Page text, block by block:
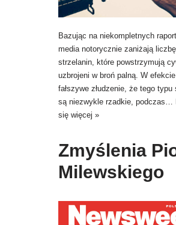
Bazując na niekompletnych
media notorycznie zaniżają liczbę
strzelanin, które powstrzymują
uzbrojeni w broń palną. W
fałszywe złudzenie, że tego typu
są niezwykle rzadkie, podczas…
się więcej »
Zmyślenia
Milewskiego